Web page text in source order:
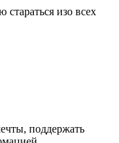
стараться изо всех
поддержать